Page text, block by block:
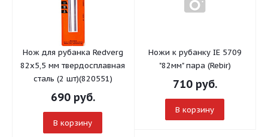
Нож для рубанка Redverg
82х5,5 мм твердосплавная
сталь (2 шт)(820551)
690руб.
В корзину
Ножи к рубанку IE 5709
"82мм" пара (Rebir)
710руб.
В корзину